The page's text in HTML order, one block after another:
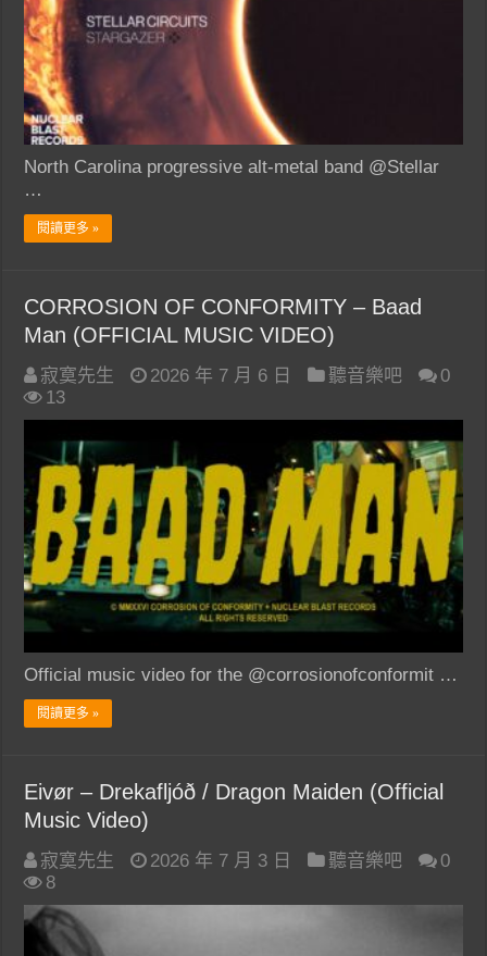
North Carolina progressive alt-metal band @Stellar
…
閱讀更多 »
CORROSION OF CONFORMITY – Baad
Man (OFFICIAL MUSIC VIDEO)
寂寞先生 2026 年 7 月 6 日 聽音樂吧
0
13
Official music video for the @corrosionofconformit …
閱讀更多 »
Eivør – Drekafljóð / Dragon Maiden (Official
Music Video)
寂寞先生 2026 年 7 月 3 日 聽音樂吧
0
8